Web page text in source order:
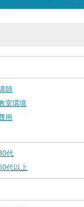
師
室環境
用
代
代以上